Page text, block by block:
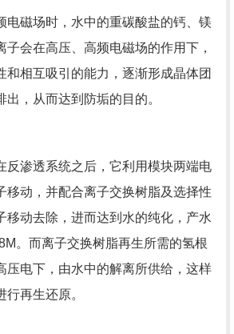
电磁场时，水中的重碳酸盐的钙、镁
子会在高压、高频电磁场的作用下，
和相互吸引的能力，逐渐形成晶体团
出，从而达到防垢的目的。
反渗透系统之后，它利用模块两端电
移动，并配合离子交换树脂及选择性
移动去除，进而达到水的纯化，产水
。而离子交换树脂再生所需的氢根
压电下，由水中的解离所供给，这样
再生还原。